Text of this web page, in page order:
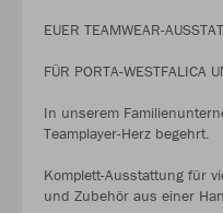
EUER TEAMWEAR-
FÜR PORTA-WESTFALICA
In unserem
Teamplayer-Herz begehrt.
Komplett-Ausstattung für
und Zubehör aus einer